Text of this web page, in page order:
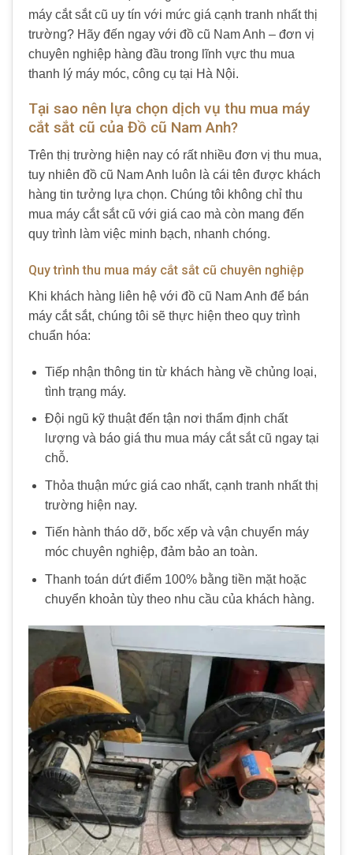
máy cắt sắt cũ uy tín với mức giá cạnh tranh nhất thị
trường? Hãy đến ngay với đồ cũ Nam Anh – đơn vị
chuyên nghiệp hàng đầu trong lĩnh vực thu mua
thanh lý máy móc, công cụ tại Hà Nội.
Tại sao nên lựa chọn dịch vụ thu mua máy
cắt sắt cũ của Đồ cũ Nam Anh?
Trên thị trường hiện nay có rất nhiều đơn vị thu mua,
tuy nhiên đồ cũ Nam Anh luôn là cái tên được khách
hàng tin tưởng lựa chọn. Chúng tôi không chỉ thu
mua máy cắt sắt cũ với giá cao mà còn mang đến
quy trình làm việc minh bạch, nhanh chóng.
Quy trình thu mua máy cắt sắt cũ chuyên nghiệp
Khi khách hàng liên hệ với đồ cũ Nam Anh để bán
máy cắt sắt, chúng tôi sẽ thực hiện theo quy trình
chuẩn hóa:
Tiếp nhận thông tin từ khách hàng về chủng loại,
tình trạng máy.
Đội ngũ kỹ thuật đến tận nơi thẩm định chất
lượng và báo giá thu mua máy cắt sắt cũ ngay tại
chỗ.
Thỏa thuận mức giá cao nhất, cạnh tranh nhất thị
trường hiện nay.
Tiến hành tháo dỡ, bốc xếp và vận chuyển máy
móc chuyên nghiệp, đảm bảo an toàn.
Thanh toán dứt điểm 100% bằng tiền mặt hoặc
chuyển khoản tùy theo nhu cầu của khách hàng.